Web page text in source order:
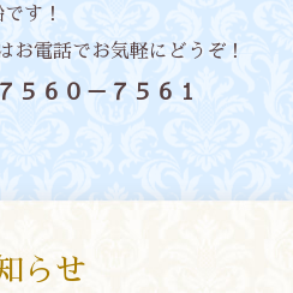
す！
電話でお気軽にどうぞ！
６０－７５６１
らせ